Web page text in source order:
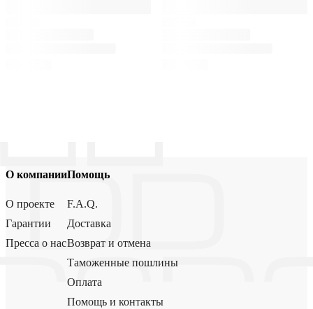
О компании
О проекте
Гарантии
Пресса о нас
Помощь
F.A.Q.
Доставка
Возврат и отмена
Таможенные пошлины
Оплата
Помощь и контакты